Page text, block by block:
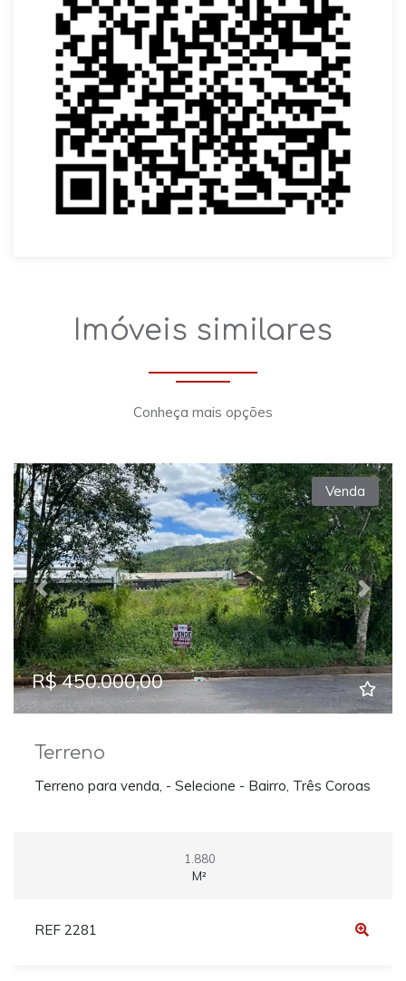
Imóveis similares
Conheça mais opções
Previous Next
Venda
R$ 450.000,00
Terreno
Terreno para venda, - Selecione - Bairro, Três Coroas
1.880
M²
REF 2281